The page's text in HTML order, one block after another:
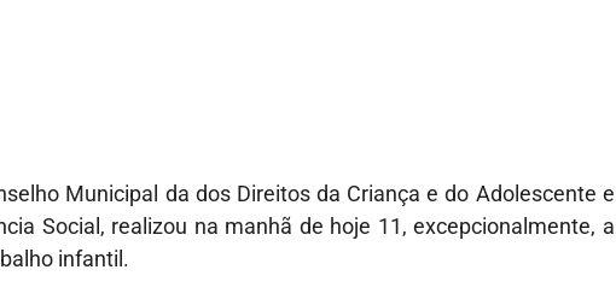
Municipal da dos Direitos da Criança e do Adolescente e
Social, realizou na manhã de hoje 11, excepcionalmente, a
infantil.